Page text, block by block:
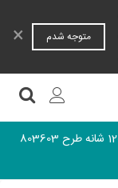
متوجه شدم ×
فرش ماشینی مشهد 1200 شانه طرح 803603